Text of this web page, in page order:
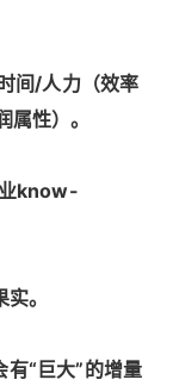
间/人力（效率
性）。
know-
。
“巨大”的增量